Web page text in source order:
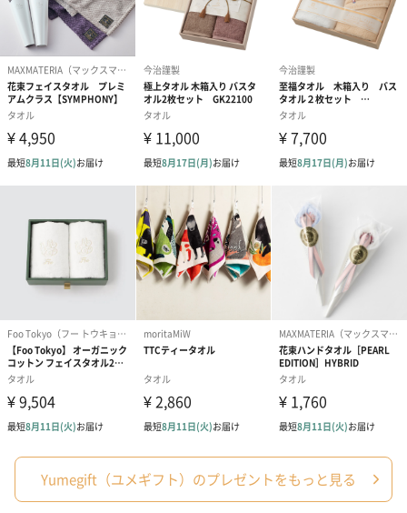
Yumegift（ユメギフト）のプレゼントをもっと見る